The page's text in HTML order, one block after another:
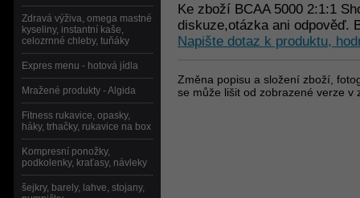
Ke zboží BCAA 5000 2:1:1
diskuze,otázka ani odpověď.
Napište dotaz k produktu,
Změna popisu a složení zboží,
se může lišit od zobrazené verze
Zdravá výživa, omega mastné
kyseliny, instantní kaše,
celozrnné chleby, tuňáky
Expres menu - hotová jídla
Mražené produkty - Algida
Fitness rukavice, opasky,
háky, trhačky, rukavice na box
Kompresní ponožky,
podkolenky, kraťasy, návleky
šejkry, barely, lahve, stojany,